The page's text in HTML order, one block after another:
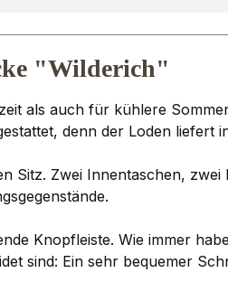
"Wilderich"
als auch für kühlere
denn der Loden liefert
Sitz. Zwei Innentaschen,
Knopfleiste. Wie immer
sind: Ein sehr bequemer